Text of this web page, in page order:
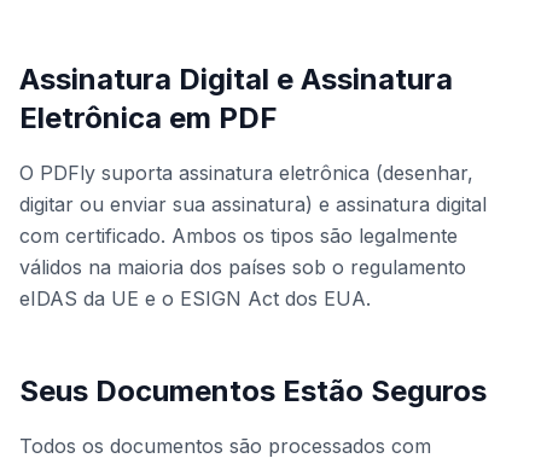
Assinatura Digital e Assinatura
Eletrônica em PDF
O PDFly suporta assinatura eletrônica (desenhar,
digitar ou enviar sua assinatura) e assinatura digital
com certificado. Ambos os tipos são legalmente
válidos na maioria dos países sob o regulamento
eIDAS da UE e o ESIGN Act dos EUA.
Seus Documentos Estão Seguros
Todos os documentos são processados com